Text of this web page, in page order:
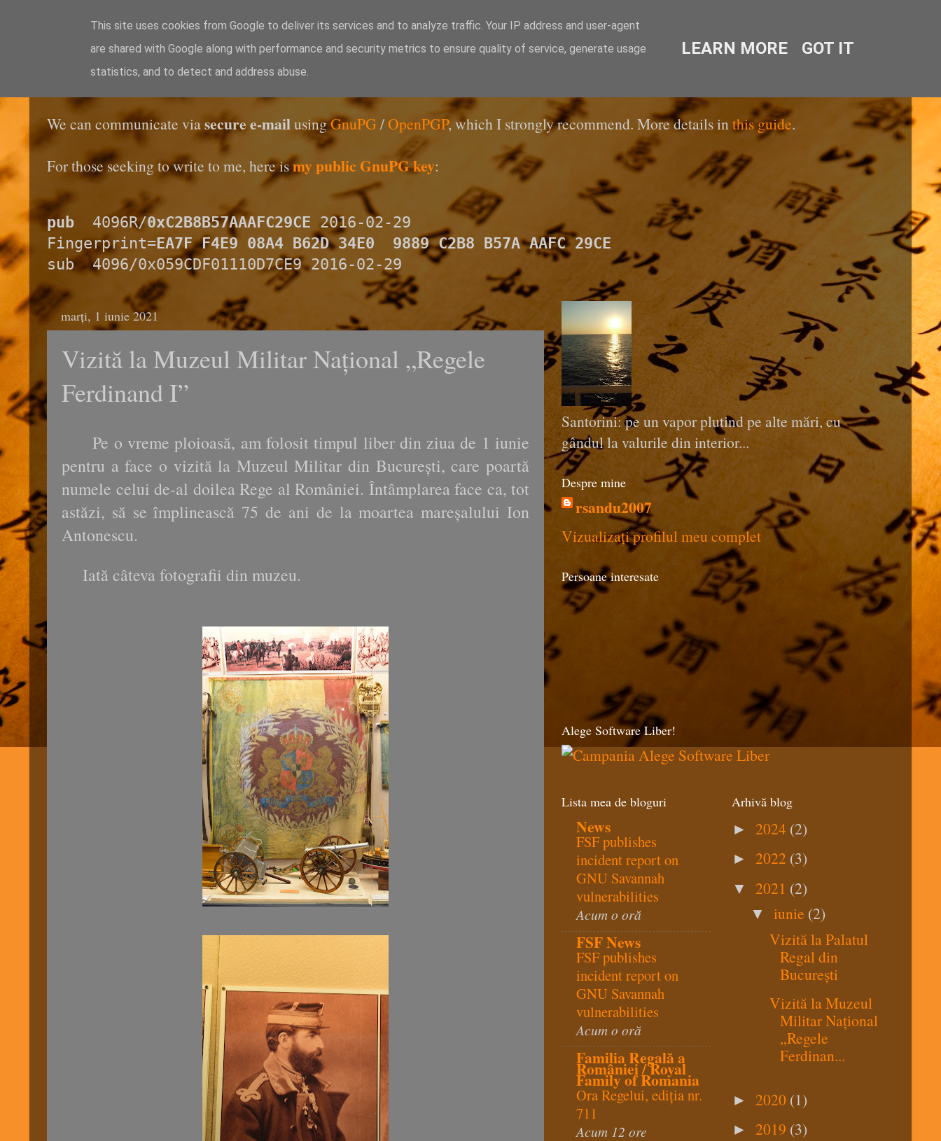
Blogul lui Răzvan
We can communicate viasecure e-mailusingGnuPG /OpenPGP, which I strongly recommend. More details in this guide.
For those seeking to write to me, here ismy public GnuPG key:
pub
  4096R/
0xC2B8B57AAAFC29CE 2016-02-29
Fingerprint= EA7F F4E9 08A4 B62D 34E0  9889 C2B8 B57A AAFC 29CE
sub  4096/0x059CDF01110D7CE9 2016-02-29
marți, 1 iunie 2021
Vizită la Muzeul Militar Național „Regele
Ferdinand I”
Pe o vreme ploioasă, am folosit timpul liber din ziua de 1 iunie
pentru a face o vizită la Muzeul Militar din București, care poartă
numele celui de-al doilea Rege al României. Întâmplarea face ca, tot
astăzi, să se împlinească 75 de ani de la moartea mareșalului Ion
Antonescu.
Iată câteva fotografii din muzeu.
Santorini: pe un vapor plutind pe alte mări, cu
gândul la valurile din interior...
Despre mine
rsandu2007
Vizualizați profilul meu complet
Persoane interesate
Alege Software Liber!
Lista mea de bloguri
News
FSF publishes
incident report on
GNU Savannah
vulnerabilities
Acum o oră
FSF News
FSF publishes
incident report on
GNU Savannah
vulnerabilities
Acum o oră
Familia Regală a
României / Royal
Family of Romania
Ora Regelui, ediția nr.
711
Acum 12 ore
Arhivă blog
► 2024 (2)
► 2022 (3)
▼ 2021 (2)
▼ iunie (2)
Vizită la Palatul
Regal din
București
Vizită la Muzeul
Militar Național
„Regele
Ferdinan...
► 2020 (1)
► 2019 (3)
This site uses cookies from Google to deliver its services and to analyze traffic. Your IP address and user-agent
are shared with Google along with performance and security metrics to ensure quality of service, generate usage
statistics, and to detect and address abuse.
LEARN MORE GOT IT